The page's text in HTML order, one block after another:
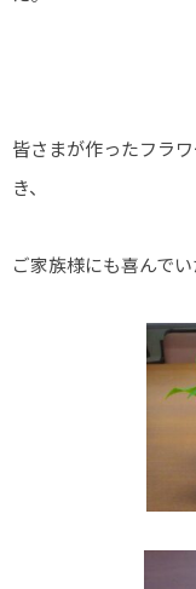
皆さまが作ったフラ
き、
ご家族様にも喜んで